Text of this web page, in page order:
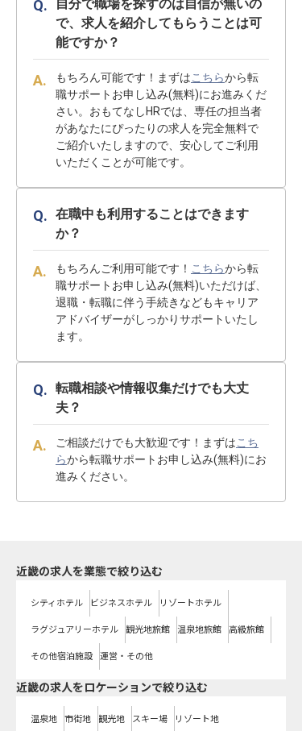
自分で職場を探すのは自信が無いの
で、求人を紹介してもらうことは可
能ですか？
もちろん可能です！まずはこちらから転
職サポートお申し込み(無料)にお進みくだ
さい。おもてなしHRでは、専任の担当者
があなたにぴったりの求人を完全無料で
ご紹介いたしますので、安心してご利用
いただくことが可能です。
在職中も利用することはできます
か？
もちろんご利用可能です！ こちらから転
職サポートお申し込み(無料)いただけば、
退職・転職に伴う手続きなどもキャリア
アドバイザーがしっかりサポートいたし
ます。
転職相談や情報収集だけでも大丈
夫？
ご相談だけでも大歓迎です！まずはこち
らから転職サポートお申し込み(無料)にお
進みください。
近畿の求人を業態で絞り込む
シティホテル ビジネスホテル リゾートホテル
ラグジュアリーホテル 観光地旅館 温泉地旅館 高級旅館
その他宿泊施設 運営・その他
近畿の求人をロケーションで絞り込む
温泉地 市街地 観光地 スキー場 リゾート地